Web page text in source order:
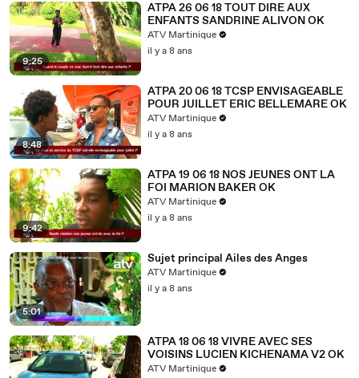
9:25
ATPA 26 06 18 TOUT DIRE AUX
ENFANTS SANDRINE ALIVON OK
ATV Martinique
il y a 8 ans
8:48
ATPA 20 06 18 TCSP ENVISAGEABLE
POUR JUILLET ERIC BELLEMARE OK
ATV Martinique
il y a 8 ans
9:42
ATPA 19 06 18 NOS JEUNES ONT LA
FOI MARION BAKER OK
ATV Martinique
il y a 8 ans
5:01
Sujet principal Ailes des Anges
ATV Martinique
il y a 8 ans
ATPA 18 06 18 VIVRE AVEC SES
VOISINS LUCIEN KICHENAMA V2 OK
ATV Martinique